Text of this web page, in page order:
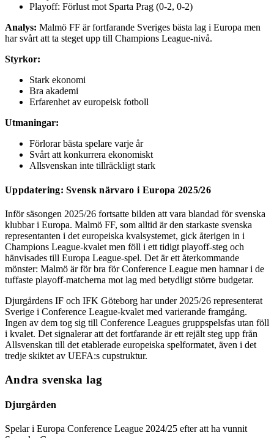
Playoff: Förlust mot Sparta Prag (0-2, 0-2)
Analys: Malmö FF är fortfarande Sveriges bästa lag i Europa men
har svårt att ta steget upp till Champions League-nivå.
Styrkor:
Stark ekonomi
Bra akademi
Erfarenhet av europeisk fotboll
Utmaningar:
Förlorar bästa spelare varje år
Svårt att konkurrera ekonomiskt
Allsvenskan inte tillräckligt stark
Uppdatering: Svensk närvaro i Europa 2025/26
Inför säsongen 2025/26 fortsatte bilden att vara blandad för svenska
klubbar i Europa. Malmö FF, som alltid är den starkaste svenska
representanten i det europeiska kvalsystemet, gick återigen in i
Champions League-kvalet men föll i ett tidigt playoff-steg och
hänvisades till Europa League-spel. Det är ett återkommande
mönster: Malmö är för bra för Conference League men hamnar i de
tuffaste playoff-matcherna mot lag med betydligt större budgetar.
Djurgårdens IF och IFK Göteborg har under 2025/26 representerat
Sverige i Conference League-kvalet med varierande framgång.
Ingen av dem tog sig till Conference Leagues gruppspelsfas utan föll
i kvalet. Det signalerar att det fortfarande är ett rejält steg upp från
Allsvenskan till det etablerade europeiska spelformatet, även i det
tredje skiktet av UEFA:s cupstruktur.
Andra svenska lag
Djurgården
Spelar i Europa Conference League 2024/25 efter att ha vunnit